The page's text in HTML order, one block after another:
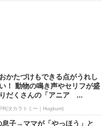
おかたづけもできる点がうれし
い！ 動物の鳴き声やセリフが盛
りだくさんの「アニア ...
PR(タカラトミー｜Hugkum)
息子→ママが「やっほう」と